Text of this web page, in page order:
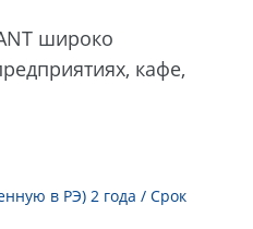
широко
кафе,
в РЭ) 2 года / Срок